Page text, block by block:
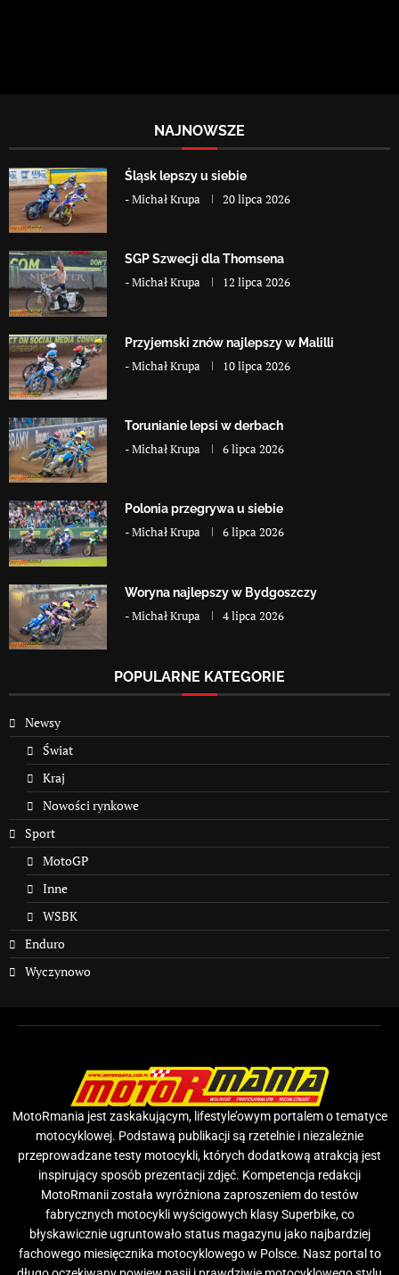
NAJNOWSZE
Śląsk lepszy u siebie
-Michał Krupa 20 lipca 2026
SGP Szwecji dla Thomsena
-Michał Krupa 12 lipca 2026
Przyjemski znów najlepszy w Malilli
-Michał Krupa 10 lipca 2026
Torunianie lepsi w derbach
-Michał Krupa 6 lipca 2026
Polonia przegrywa u siebie
-Michał Krupa 6 lipca 2026
Woryna najlepszy w Bydgoszczy
-Michał Krupa 4 lipca 2026
POPULARNE KATEGORIE
Newsy
Świat
Kraj
Nowości rynkowe
Sport
MotoGP
Inne
WSBK
Enduro
Wyczynowo
MotoRmania jest zaskakującym, lifestyle’owym portalem o tematyce
motocyklowej. Podstawą publikacji są rzetelnie i niezależnie
przeprowadzane testy motocykli, których dodatkową atrakcją jest
inspirujący sposób prezentacji zdjęć. Kompetencja redakcji
MotoRmanii została wyróżniona zaproszeniem do testów
fabrycznych motocykli wyścigowych klasy Superbike, co
błyskawicznie ugruntowało status magazynu jako najbardziej
fachowego miesięcznika motocyklowego w Polsce. Nasz portal to